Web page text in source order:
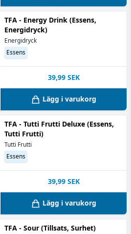
TFA - Energy Drink (Essens,
Energidryck)
Energidryck
Essens
39,99 SEK
Lägg i varukorg
TFA - Tutti Frutti Deluxe (Essens,
Tutti Frutti)
Tutti Frutti
Essens
39,99 SEK
Lägg i varukorg
TFA - Sour (Tillsats, Surhet)